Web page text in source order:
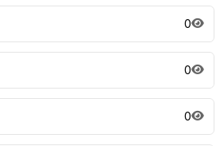
0
0
0